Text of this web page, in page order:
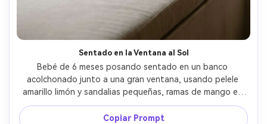
Sentado en la Ventana al Sol
Bebé de 6 meses posando sentado en un banco
acolchonado junto a una gran ventana, usando pelele
amarillo limón y sandalias pequeñas, ramas de mango en
un jarrón de fondo, rayas de sol en la pared, Canon EOS
R3, 85mm f/1.4, encuadre de medio cuerpo, sombras
Copiar Prompt